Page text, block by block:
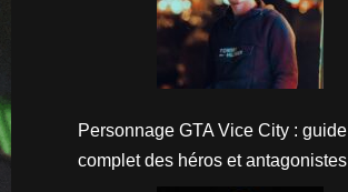
Personnage GTA Vice City : guide
complet des héros et antagonistes